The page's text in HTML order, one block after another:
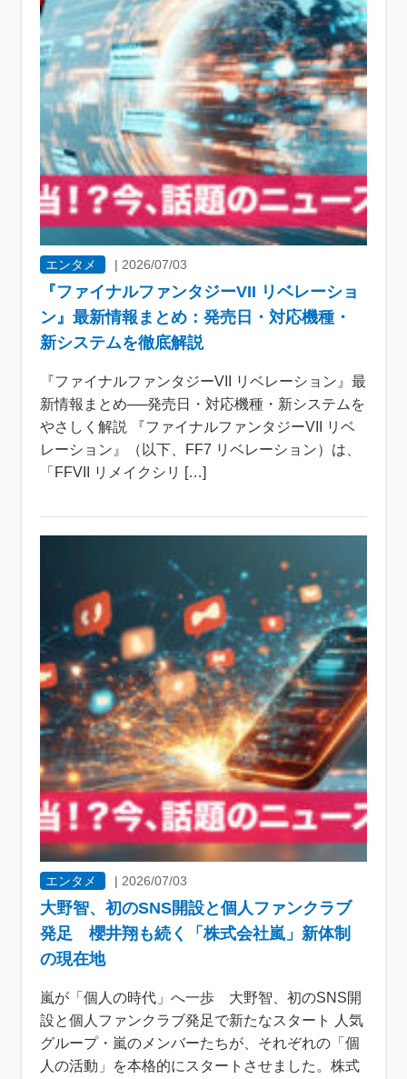
エンタメ | 2026/07/03
『ファイナルファンタジーVII リベレーショ
ン』最新情報まとめ：発売日・対応機種・
新システムを徹底解説
『ファイナルファンタジーVII リベレーション』最
新情報まとめ──発売日・対応機種・新システムを
やさしく解説 『ファイナルファンタジーVII リベ
レーション』（以下、FF7 リベレーション）は、
「FFVII リメイクシリ […]
エンタメ | 2026/07/03
大野智、初のSNS開設と個人ファンクラブ
発足 櫻井翔も続く「株式会社嵐」新体制
の現在地
嵐が「個人の時代」へ一歩 大野智、初のSNS開
設と個人ファンクラブ発足で新たなスタート 人気
グループ・嵐のメンバーたちが、それぞれの「個
人の活動」を本格的にスタートさせました。株式